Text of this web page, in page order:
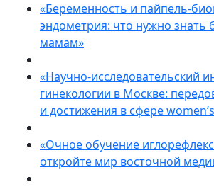
«Беременность и пайпель-
эндометрия: что нужно знать
мамам»
«Научно-исследовательский
гинекологии в Москве:
и достижения в сфере
«Очное обучение
откройте мир восточной